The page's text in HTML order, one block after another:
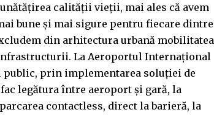
calității vieții, mai ales că avem
bune și mai sigure pentru fiecare dintre
din arhitectura urbană mobilitatea
La Aeroportul Internațional
prin implementarea soluției de
legătura între aeroport și gară, la
contactless, direct la barieră, la